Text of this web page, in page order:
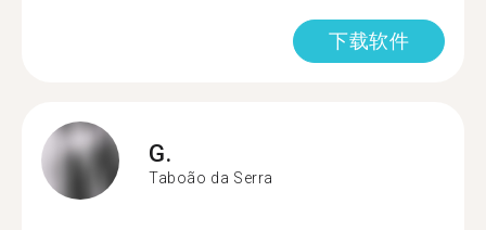
下载软件
G.
Taboão da Serra